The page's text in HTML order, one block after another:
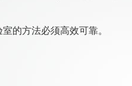
的方法必须高效可靠。